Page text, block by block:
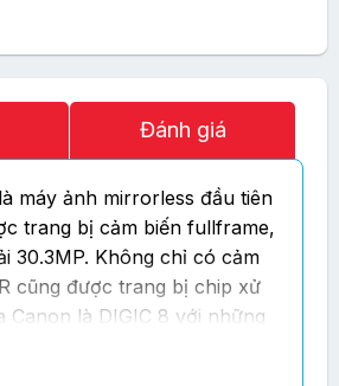
Đánh giá
máy ảnh mirrorless đầu tiên
trang bị cảm biến fullframe,
30.3MP. Không chỉ có cảm
cũng được trang bị chip xử
Canon là DIGIC 8 với những
ISO và tốc độ lấy nét rất ấn